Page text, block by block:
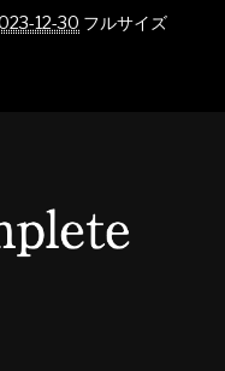
12-30 フルサイズ